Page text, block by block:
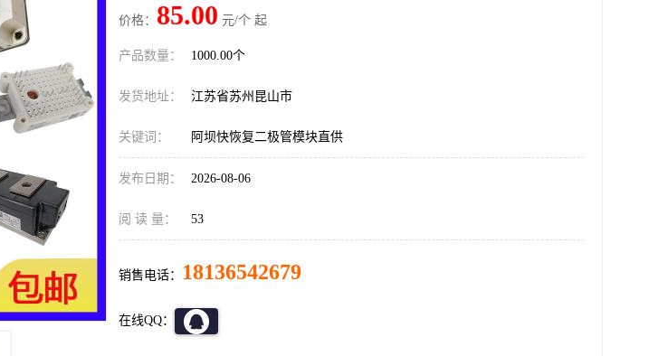
价格： 85.00 元/个 起
产品数量： 1000.00个
发货地址： 江苏省苏州昆山市
关键词： 阿坝快恢复二极管模块直供
发布日期： 2026-08-06
阅 读 量： 53
销售电话： 18136542679
在线QQ：